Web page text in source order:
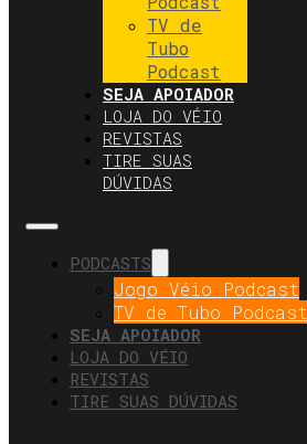
TV de
Tubo
Podcast
SEJA APOIADOR
LOJA DO VÉIO
REVISTAS
TIRE SUAS
DÚVIDAS
PODCASTS
Jogo Véio Podcast
TV de Tubo Podcast
SEJA APOIADOR
LOJA DO VÉIO
REVISTAS
TIRE SUAS DÚVIDAS